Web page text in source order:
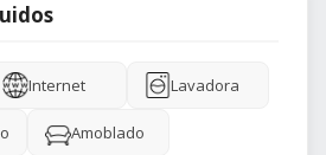
Internet Lavadora
Amoblado